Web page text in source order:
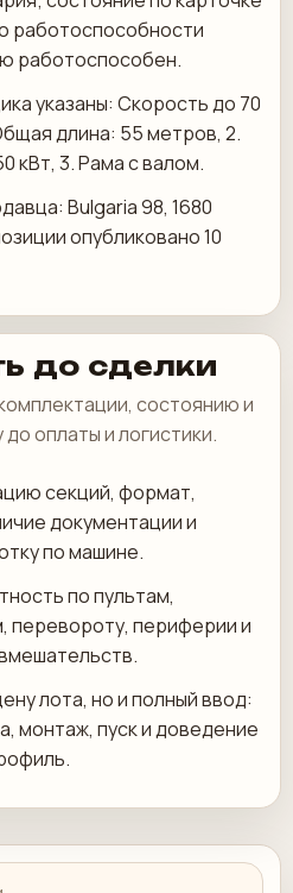
работоспособности
работоспособен.
указаны: Скорость до 70
длина: 55 метров, 2.⁠
кВт, 3.⁠ ⁠Рама с валом.
Bulgaria 98, 1680
опубликовано 10
до сделки
состоянию и
оплаты и логистики.
секций, формат,
документации и
по машине.
по пультам,
перевороту, периферии и
лота, но и полный ввод:
монтаж, пуск и доведение